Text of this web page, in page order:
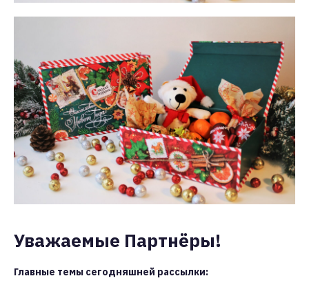
Уважаемые Партнёры!
Главные темы сегодняшней рассылки: